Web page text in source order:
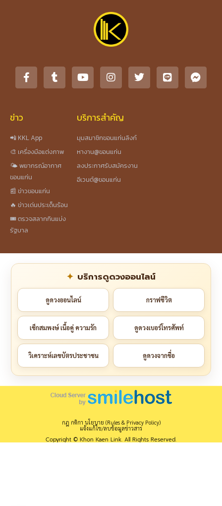
ข่าว
📲 KKL App
🎨 เครื่องมือแต่งภาพ
🌤️ พยากรณ์อากาศ
ขอนแก่น
📰 ข่าวขอนแก่น
🔥 ข่าวเด่นประเด็นร้อน
🎟️ ตรวจสลากกินแบ่ง
รัฐบาล
บริการสำคัญ
มุมสมาชิกขอนแก่นลิงก์
หางาน@ขอนแก่น
ลงประกาศรับสมัครงาน
อีเวนต์@ขอนแก่น
บริการดูดวงออนไลน์
ดูดวงออนไลน์ กราฟชีวิต
เช็กสมพงษ์ เนื้อคู่ ความรัก ดูดวงเบอร์โทรศัพท์
วิเคราะห์เลขบัตรประชาชน ดูดวงจากชื่อ
กฎ กติกา นโยบาย (Rules & Privacy Policy)
แจ้งแก้ไข/ลบข้อมูลข่าวสาร
Copyright © Khon Kaen Link. All Rights Reserved.